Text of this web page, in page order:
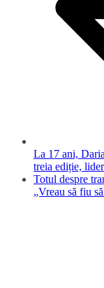
La 17 ani,
treia ediție,
Totul despre
„Vreau să fiu